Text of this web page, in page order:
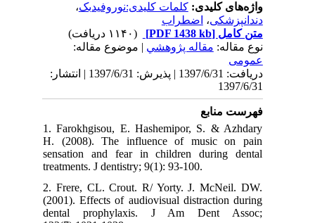
واژه‌های کلیدی:کلمات کلیدی:نوروفیدبک،
دندانپزشکی،اضطراب
متن کامل[PDF 1438 kb]
نوع مقاله:مقاله پژوهشي| موضوع مقاله:
عمومى
دریافت: 1397/6/31 | پذیرش: 1397/6/31 | انتشار:
1397/6/31
فهرست منابع
1. Farokhgisou, E. Hashemipor, S. & Azhdary
H. (2008). The influence of music on pain
sensation and fear in children during dental
treatments. J dentistry; 9(1): 93-100.
2. Frere, CL. Crout. R/ Yorty. J. McNeil. DW.
(2001). Effects of audiovisual distraction during
dental prophylaxis. J Am Dent Assoc;